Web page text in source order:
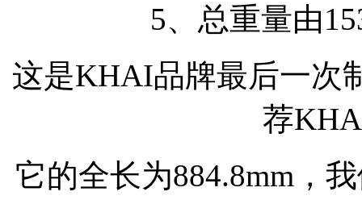
5、总重量由
这是KHAI品牌最后一次
荐
它的全长为884.8mm，